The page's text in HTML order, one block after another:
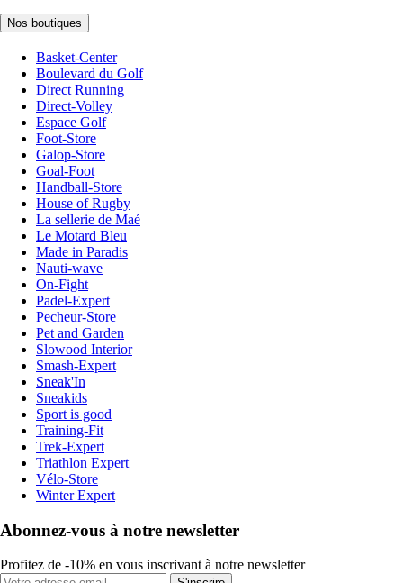
Nos boutiques
Basket-Center
Boulevard du Golf
Direct Running
Direct-Volley
Espace Golf
Foot-Store
Galop-Store
Goal-Foot
Handball-Store
House of Rugby
La sellerie de Maé
Le Motard Bleu
Made in Paradis
Nauti-wave
On-Fight
Padel-Expert
Pecheur-Store
Pet and Garden
Slowood Interior
Smash-Expert
Sneak'In
Sneakids
Sport is good
Training-Fit
Trek-Expert
Triathlon Expert
Vélo-Store
Winter Expert
Abonnez-vous à notre newsletter
Profitez de -10% en vous inscrivant à notre newsletter